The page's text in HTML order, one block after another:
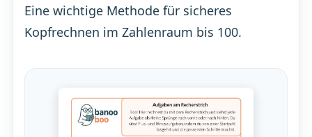
Eine wichtige Methode für sicheres
Kopfrechnen im Zahlenraum bis 100.